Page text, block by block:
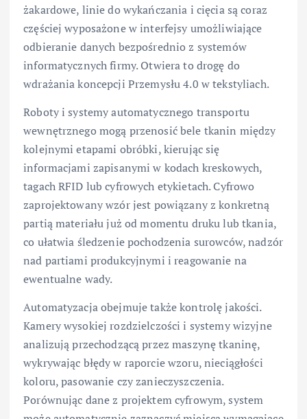
żakardowe, linie do wykańczania i cięcia są coraz
częściej wyposażone w interfejsy umożliwiające
odbieranie danych bezpośrednio z systemów
informatycznych firmy. Otwiera to drogę do
wdrażania koncepcji Przemysłu 4.0 w tekstyliach.
Roboty i systemy automatycznego transportu
wewnętrznego mogą przenosić bele tkanin między
kolejnymi etapami obróbki, kierując się
informacjami zapisanymi w kodach kreskowych,
tagach RFID lub cyfrowych etykietach. Cyfrowo
zaprojektowany wzór jest powiązany z konkretną
partią materiału już od momentu druku lub tkania,
co ułatwia śledzenie pochodzenia surowców, nadzór
nad partiami produkcyjnymi i reagowanie na
ewentualne wady.
Automatyzacja obejmuje także kontrolę jakości.
Kamery wysokiej rozdzielczości i systemy wizyjne
analizują przechodzącą przez maszynę tkaninę,
wykrywając błędy w raporcie wzoru, nieciągłości
koloru, pasowanie czy zanieczyszczenia.
Porównując dane z projektem cyfrowym, system